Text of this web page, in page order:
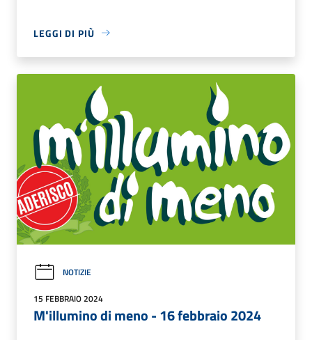
LEGGI DI PIÙ
NOTIZIE
15 FEBBRAIO 2024
M'illumino di meno - 16 febbraio 2024